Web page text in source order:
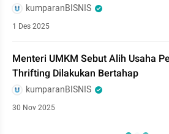
kumparanBISNIS
1 Des 2025
Menteri UMKM Sebut Alih Usaha
Thrifting Dilakukan Bertahap
kumparanBISNIS
30 Nov 2025